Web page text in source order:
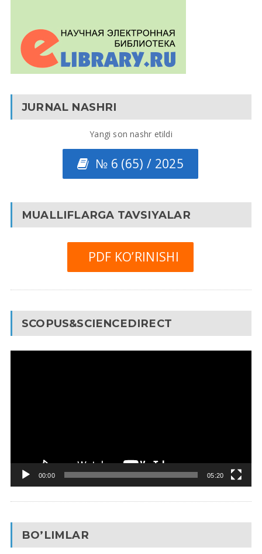
JURNAL NASHRI
Yangi son nashr etildi
№ 6 (65) / 2025
MUALLIFLARGA TAVSIYALAR
PDF KO’RINISHI
SCOPUS&SCIENCEDIRECT
00:00 05:20
BO’LIMLAR